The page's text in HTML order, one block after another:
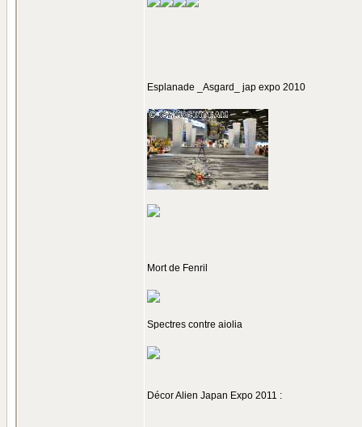
Esplanade _Asgard_ jap expo 2010
Mort de Fenril
Spectres contre aiolia
Décor Alien Japan Expo 2011 :